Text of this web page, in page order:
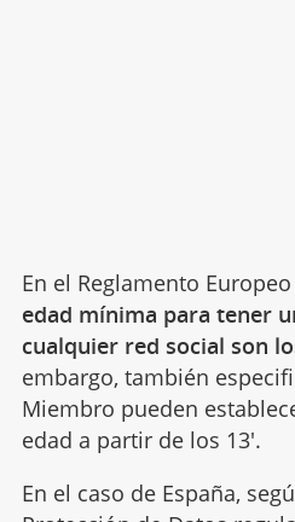
En el Reglamento
edad mínima para tener
cualquier red social son
embargo, también
Miembro pueden
edad a partir de los 13'.
En el caso de España,